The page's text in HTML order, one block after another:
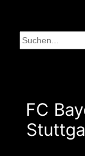
Inhalt
springen
Suchen
FC